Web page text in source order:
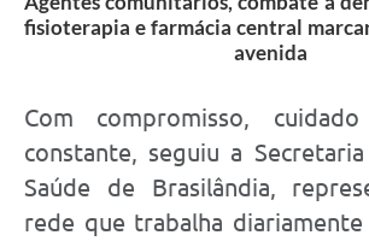
fisioterapia e farmácia central
avenida
Com compromisso,
constante, seguiu a
Saúde de Brasilândia,
rede que trabalha